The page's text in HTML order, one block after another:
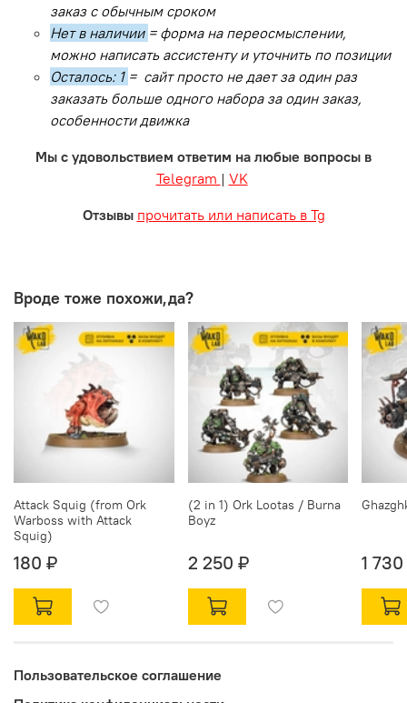
заказ с обычным сроком
Нет в наличии = форма на переосмыслении,
можно написать ассистенту и уточнить по позиции
Осталось: 1 = сайт просто не дает за один раз
заказать больше одного набора за один заказ,
особенности движка
Мы с удовольствием ответим на любые вопросы в
Telegram | VK
Отзывы прочитать или написать в Tg
Вроде тоже похожи,да?
Attack Squig (from Ork
Warboss with Attack
Squig)
180 ₽
(2 in 1) Ork Lootas / Burna
Boyz
2 250 ₽ 1
Пользовательское соглашение